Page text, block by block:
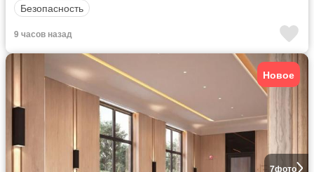
Безопасность
9 часов назад
7фото
Новое